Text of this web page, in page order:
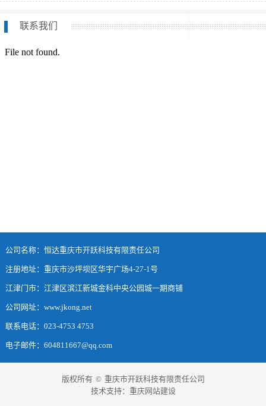
联系我们
公司名称：恒达重庆市开跃科技有限责任公司
注册地址：重庆市沙坪坝区华宇广场4-27-1号
江津门市：江津区滨江新城金科中央公园城一期商铺
公司网址：www.jkong.net
联系电话：023-4753 4753
电子邮件：604811667@qq.com
版权所有 © 重庆市开跃科技有限责任公司
技术支持： 重庆网站建设